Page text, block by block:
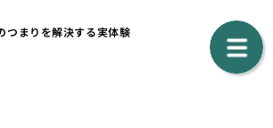
つまりを解決する実体験